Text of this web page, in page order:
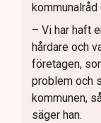
kommunalråd
– Vi har haft
hårdare och
företagen,
problem och
kommunen,
säger han.